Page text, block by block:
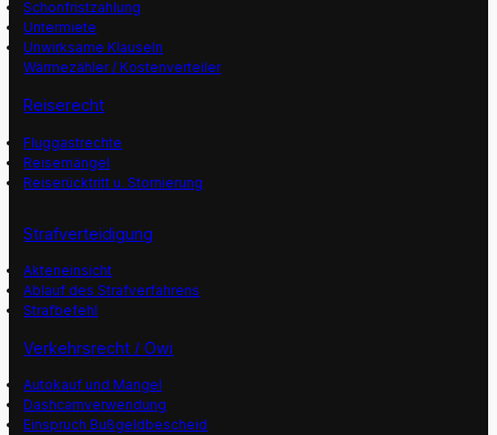
Schonfristzahlung
Untermiete
Unwirksame Klauseln
Wärmezähler / Kostenverteiler
Reiserecht
Fluggastrechte
Reisemängel
Reiserücktritt u. Stornierung
Strafverteidigung
Akteneinsicht
Ablauf des Strafverfahrens
Strafbefehl
Verkehrsrecht / Owi
Autokauf und Mangel
Dashcamverwendung
Einspruch Bußgeldbescheid